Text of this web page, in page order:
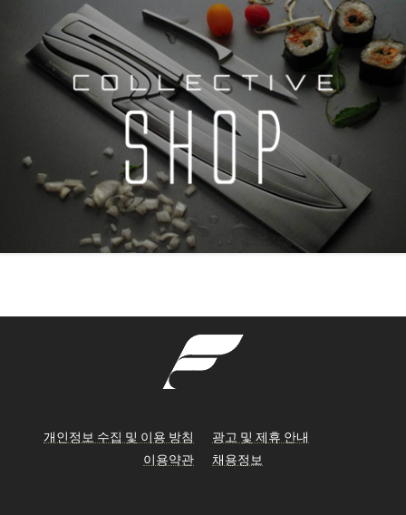
개인정보 수집 및 이용 방침
이용약관
광고 및 제휴 안내
채용정보